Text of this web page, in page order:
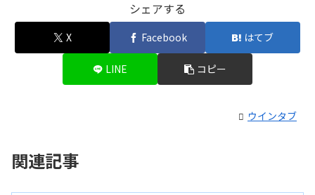
シェアする
X Facebook はてブ
LINE コピー
ウインタブ
関連記事